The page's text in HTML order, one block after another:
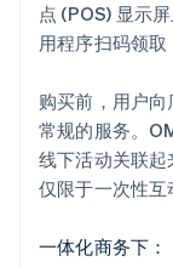
点 (POS) 显示
用程序扫码领取
购买前，用户
常规的服务。
线下活动关联
仅限于一次性互
一体化商务下：